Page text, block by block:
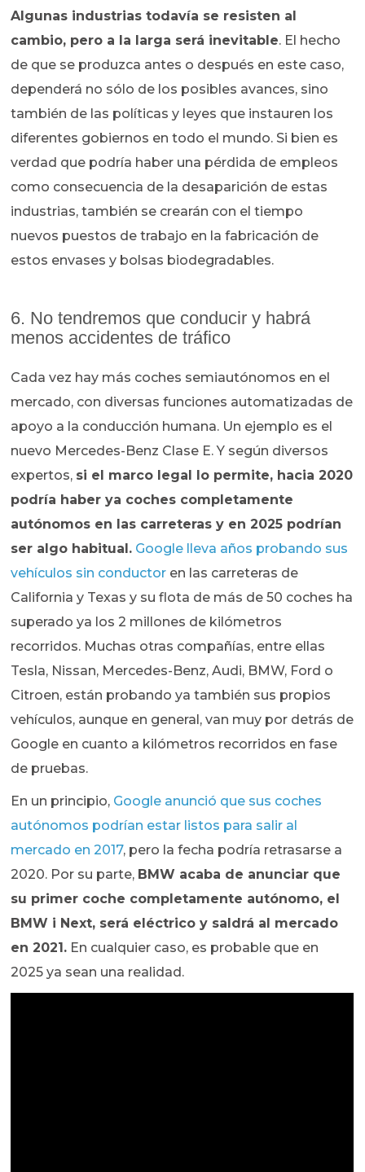
Algunas industrias todavía se resisten al
cambio, pero a la larga será inevitable. El hecho
de que se produzca antes o después en este caso,
dependerá no sólo de los posibles avances, sino
también de las políticas y leyes que instauren los
diferentes gobiernos en todo el mundo. Si bien es
verdad que podría haber una pérdida de empleos
como consecuencia de la desaparición de estas
industrias, también se crearán con el tiempo
nuevos puestos de trabajo en la fabricación de
estos envases y bolsas biodegradables.
6. No tendremos que conducir y habrá
menos accidentes de tráfico
Cada vez hay más coches semiautónomos en el
mercado, con diversas funciones automatizadas de
apoyo a la conducción humana. Un ejemplo es el
nuevo Mercedes-Benz Clase E. Y según diversos
expertos, si el marco legal lo permite, hacia 2020
podría haber ya coches completamente
autónomos en las carreteras y en 2025 podrían
ser algo habitual. Google lleva años probando sus
vehículos sin conductor en las carreteras de
California y Texas y su flota de más de 50 coches ha
superado ya los 2 millones de kilómetros
recorridos. Muchas otras compañías, entre ellas
Tesla, Nissan, Mercedes-Benz, Audi, BMW, Ford o
Citroen, están probando ya también sus propios
vehículos, aunque en general, van muy por detrás de
Google en cuanto a kilómetros recorridos en fase
de pruebas.
En un principio, Google anunció que sus coches
autónomos podrían estar listos para salir al
mercado en 2017, pero la fecha podría retrasarse a
2020. Por su parte, BMW acaba de anunciar que
su primer coche completamente autónomo, el
BMW i Next, será eléctrico y saldrá al mercado
en 2021. En cualquier caso, es probable que en
2025 ya sean una realidad.